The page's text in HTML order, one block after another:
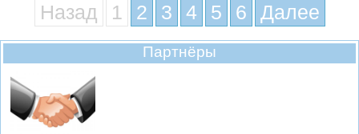
Назад 1 2 3 4 5 6 Далее
Партнёры